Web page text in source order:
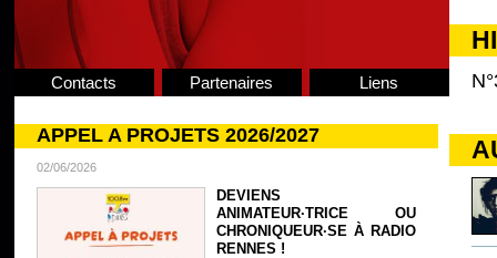
Contacts Partenaires Liens
APPEL A PROJETS 2026/2027
02/06/2026
DEVIENS
ANIMATEUR·TRICE OU
CHRONIQUEUR·SE À RADIO
RENNES !